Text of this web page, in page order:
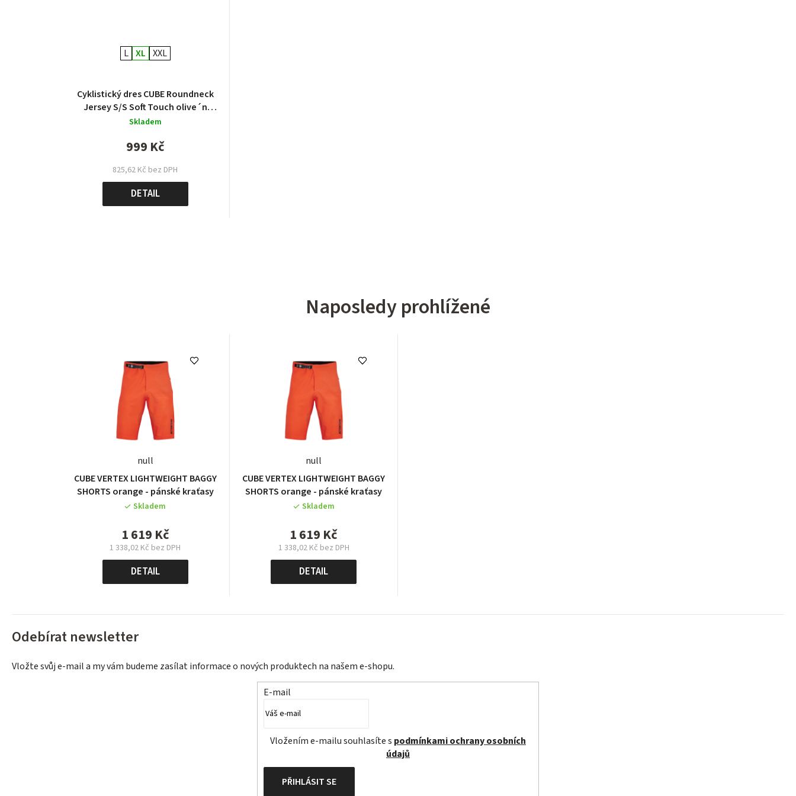
L XL XXL
Cyklistický dres CUBE Roundneck
Jersey S/S Soft Touch olive´n
´sage
Skladem
825,62 Kč bez DPH
999 Kč
DETAIL
Naposledy prohlížené
null
CUBE VERTEX LIGHTWEIGHT BAGGY
SHORTS orange - pánské kraťasy
Skladem
1 619 Kč
1 338,02 Kč bez DPH
Měrná
cena:
DETAIL
null
CUBE VERTEX LIGHTWEIGHT BAGGY
SHORTS orange - pánské kraťasy
Skladem
1 619 Kč
1 338,02 Kč bez DPH
Měrná
cena:
DETAIL
Odebírat newsletter
Vložte svůj e-mail a my vám budeme zasílat informace o nových produktech na našem e-shopu.
E-mail
Vložením e-mailu souhlasíte s podmínkami ochrany osobních
údajů
PŘIHLÁSIT SE